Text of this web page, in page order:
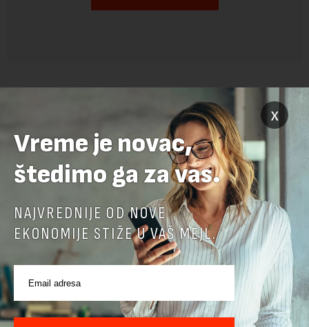
x
Vreme je novac,
štedimo ga za vas.
NAJVREDNIJE OD NOVE
EKONOMIJE STIŽE U VAŠ MEJL.